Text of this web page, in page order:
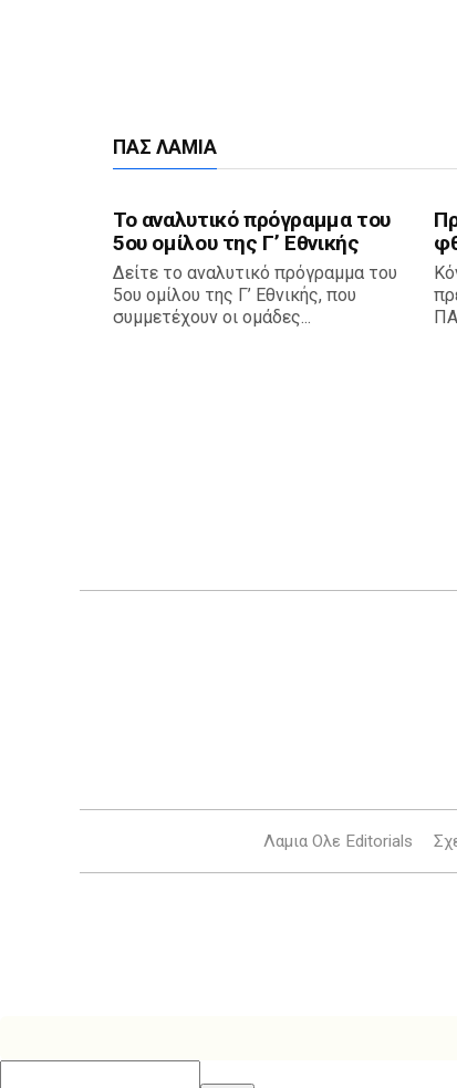
ΠΑΣ ΛΑΜΊΑ
Το αναλυτικό πρόγραμμα του
5ου ομίλου της Γ’ Εθνικής
Δείτε το αναλυτικό πρόγραμμα του
5ου ομίλου της Γ’ Εθνικής, που
συμμετέχουν οι ομάδες...
Λαμια Ολε Editorials